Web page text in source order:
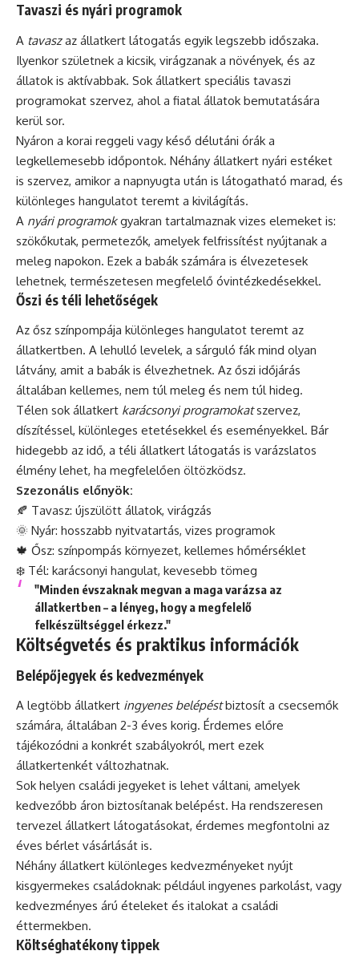
Tavaszi és nyári programok
A tavaszaz állatkert látogatás egyik legszebb időszaka.
Ilyenkor születnek a kicsik, virágzanak a növények, és az
állatok is aktívabbak. Sok állatkert speciális tavaszi
programokat szervez, ahol a fiatal állatok bemutatására
kerül sor.
Nyáron a korai reggeli vagy késő délutáni órák a
legkellemesebb időpontok. Néhány állatkert nyári estéket
is szervez, amikor a napnyugta után is látogatható marad, és
különleges hangulatot teremt a kivilágítás.
A nyári programokgyakran tartalmaznak vizes elemeket is:
szökőkutak, permetezők, amelyek felfrissítést nyújtanak a
meleg napokon. Ezek a babák számára is élvezetesek
lehetnek, természetesen megfelelő óvintézkedésekkel.
Őszi és téli lehetőségek
Az ősz színpompája különleges hangulatot teremt az
állatkertben. A lehulló levelek, a sárguló fák mind olyan
látvány, amit a babák is élvezhetnek. Az őszi időjárás
általában kellemes, nem túl meleg és nem túl hideg.
Télen sok állatkert karácsonyi programokatszervez,
díszítéssel, különleges etetésekkel és eseményekkel. Bár
hidegebb az idő, a téli állatkert látogatás is varázslatos
élmény lehet, ha megfelelően öltözködsz.
Szezonális előnyök:
🍂 Tavasz: újszülött állatok, virágzás
🌞 Nyár: hosszabb nyitvatartás, vizes programok
🍁 Ősz: színpompás környezet, kellemes hőmérséklet
❄️ Tél: karácsonyi hangulat, kevesebb tömeg
"Minden évszaknak megvan a maga varázsa az
állatkertben – a lényeg, hogy a megfelelő
felkészültséggel érkezz."
Költségvetés és praktikus információk
Belépőjegyek és kedvezmények
A legtöbb állatkert ingyenes belépéstbiztosít a csecsemők
számára, általában 2-3 éves korig. Érdemes előre
tájékozódni a konkrét szabályokról, mert ezek
állatkertenkét változhatnak.
Sok helyen családi jegyeket is lehet váltani, amelyek
kedvezőbb áron biztosítanak belépést. Ha rendszeresen
tervezel állatkert látogatásokat, érdemes megfontolni az
éves bérlet vásárlását is.
Néhány állatkert különleges kedvezményeket nyújt
kisgyermekes családoknak: például ingyenes parkolást, vagy
kedvezményes árú ételeket és italokat a családi
éttermekben.
Költséghatékony tippek